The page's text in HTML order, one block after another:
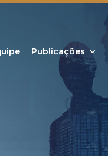
Publicações